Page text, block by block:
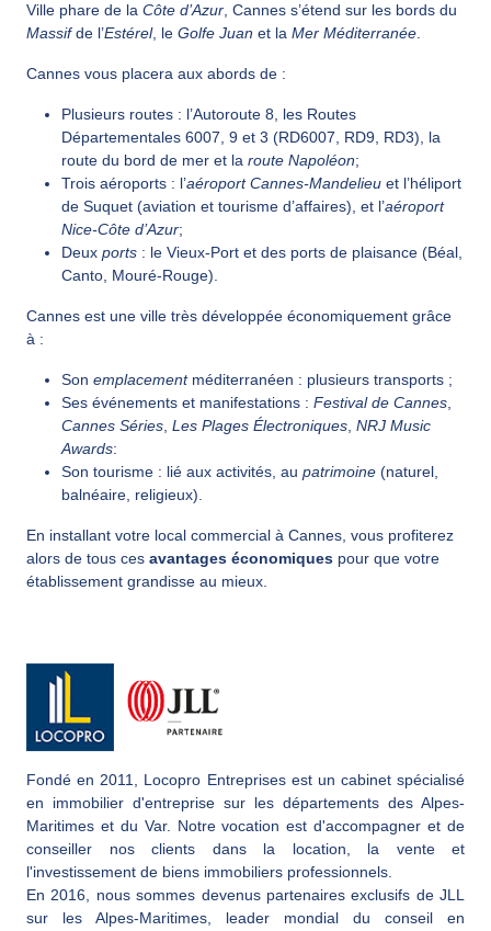
Ville phare de la Côte d’Azur , Cannes s’étend sur les bords du
Massifde l’Estérel, le Golfe Juan et la Mer Méditerranée
Cannes vous placera aux abords de :
Plusieurs routes : l’Autoroute 8, les Routes
Départementales 6007, 9 et 3 (RD6007, RD9, RD3), la
route du bord de mer et la route Napoléon;
Trois aéroports : l’aéroport Cannes-Mandelieu et l’héliport
de Suquet (aviation et tourisme d’affaires), et l’aéroport
Nice-Côte d’Azur;
Deux ports : le Vieux-Port et des ports de plaisance (Béal,
Canto, Mouré-Rouge).
Cannes est une ville très développée économiquement grâce
à :
Son emplacementméditerranéen : plusieurs transports ;
Ses événements et manifestations : Festival de Cannes
Cannes Séries Les Plages Électroniques NRJ Music
Awards:
Son tourisme : lié aux activités, au patrimoine (naturel,
balnéaire, religieux).
En installant votre local commercial à Cannes, vous profiterez
alors de tous ces avantages économiques pour que votre
établissement grandisse au mieux.
Fondé en 2011, Locopro Entreprises est un cabinet spécialisé
en immobilier d'entreprise sur les départements des Alpes-
Maritimes et du Var. Notre vocation est d'accompagner et de
conseiller nos clients dans la location, la vente et
l'investissement de biens immobiliers professionnels.
En 2016, nous sommes devenus partenaires exclusifs de JLL
sur les Alpes-Maritimes, leader mondial du conseil en